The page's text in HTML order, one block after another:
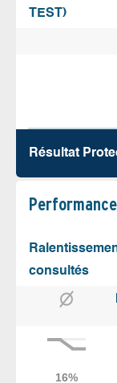
TEST)
Résultat
Performance
consultés